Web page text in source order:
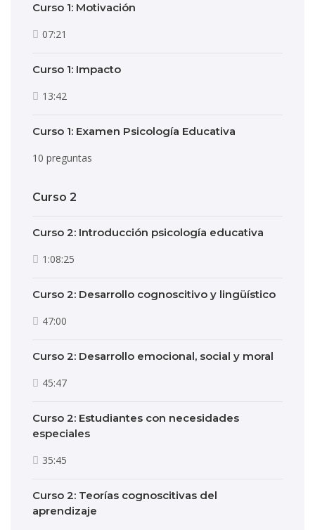
Curso 1: Motivación
07:21
Curso 1: Impacto
13:42
Curso 1: Examen Psicología Educativa
10 preguntas
Curso 2
Curso 2: Introducción psicología educativa
1:08:25
Curso 2: Desarrollo cognoscitivo y lingüístico
47:00
Curso 2: Desarrollo emocional, social y moral
45:47
Curso 2: Estudiantes con necesidades
especiales
35:45
Curso 2: Teorías cognoscitivas del
aprendizaje